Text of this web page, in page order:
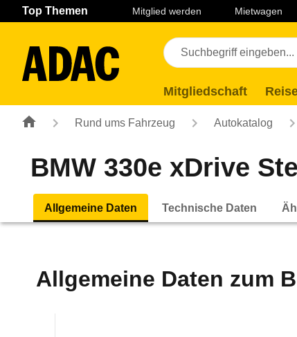
Navigation Seiteninhalt Fußzeile
Top Themen Mitglied werden Mietwagen
Mitgliedschaft
Rund ums Fahrzeug Autokatalog
BMW 330e xDrive
Allgemeine Daten Technische Daten
Allgemeine Daten zum